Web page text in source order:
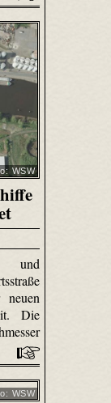
WSW
und
Die
WSW